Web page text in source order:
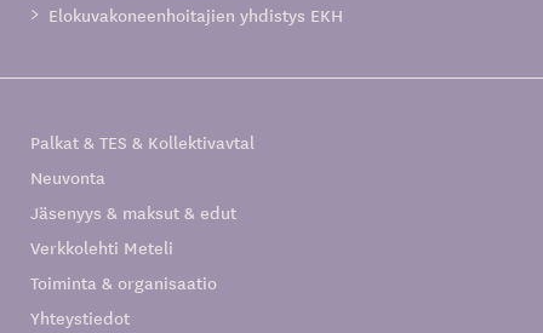
Elokuvakoneenhoitajien yhdistys EKH
Palkat & TES & Kollektivavtal
Neuvonta
Jäsenyys & maksut & edut
Verkkolehti Meteli
Toiminta & organisaatio
Yhteystiedot